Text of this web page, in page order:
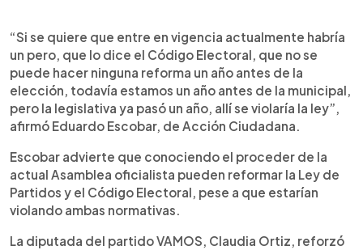
“Si se quiere que entre en vigencia actualmente habría
un pero, que lo dice el Código Electoral, que no se
puede hacer ninguna reforma un año antes de la
elección, todavía estamos un año antes de la municipal,
pero la legislativa ya pasó un año, allí se violaría la ley”,
afirmó Eduardo Escobar, de Acción Ciudadana.
Escobar advierte que conociendo el proceder de la
actual Asamblea oficialista pueden reformar la Ley de
Partidos y el Código Electoral, pese a que estarían
violando ambas normativas.
La diputada del partido VAMOS, Claudia Ortiz, reforzó